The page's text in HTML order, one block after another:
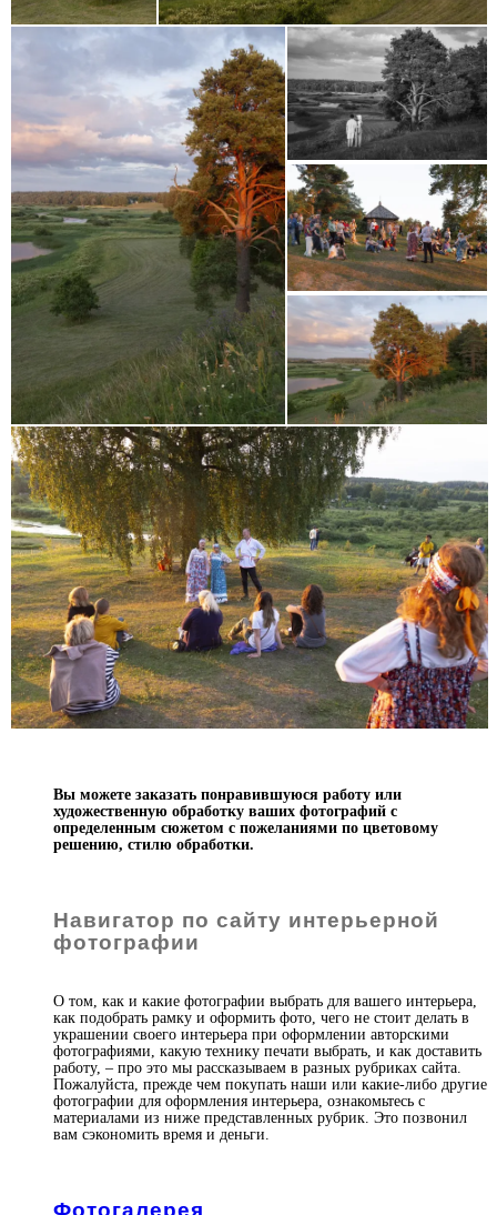
Вы можете заказать понравившуюся работу или
художественную обработку ваших фотографий с
определенным сюжетом с пожеланиями по цветовому
решению, стилю обработки.
Навигатор по сайту интерьерной
фотографии
О том, как и какие фотографии выбрать для вашего интерьера,
как подобрать рамку и оформить фото, чего не стоит делать в
украшении своего интерьера при оформлении авторскими
фотографиями, какую технику печати выбрать, и как доставить
работу, – про это мы рассказываем в разных рубриках сайта.
Пожалуйста, прежде чем покупать наши или какие-либо другие
фотографии для оформления интерьера, ознакомьтесь с
материалами из ниже представленных рубрик. Это позвонил
вам сэкономить время и деньги.
Фотогалерея